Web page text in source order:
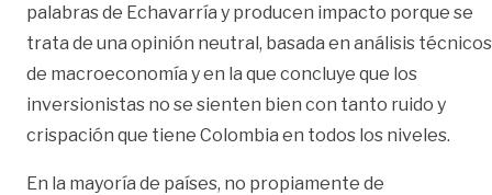
palabras de Echavarría y producen impacto porque se
trata de una opinión neutral, basada en análisis
de macroeconomía y en la que concluye que los
inversionistas no se sienten bien con tanto ruido y
crispación que tiene Colombia en todos los niveles.
En la mayoría de países, no propiamente de